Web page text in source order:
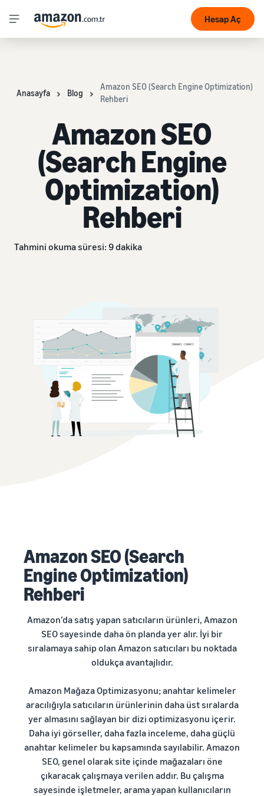
Hesap Aç
Anasayfa Blog
Amazon SEO (Search Engine Optimization)
Rehberi
Amazon SEO
(Search Engine
Optimization)
Rehberi
Tahmini okuma süresi: 9 dakika
Amazon SEO (Search
Engine Optimization)
Rehberi
Amazon’da satış yapan satıcıların ürünleri, Amazon
SEO sayesinde daha ön planda yer alır. İyi bir
sıralamaya sahip olan Amazon satıcıları bu noktada
oldukça avantajlıdır.
Amazon Mağaza Optimizasyonu; anahtar kelimeler
aracılığıyla satıcıların ürünlerinin daha üst sıralarda
yer almasını sağlayan bir dizi optimizasyonu içerir.
Daha iyi görseller, daha fazla inceleme, daha güçlü
anahtar kelimeler bu kapsamında sayılabilir. Amazon
SEO, genel olarak site içinde mağazaları öne
çıkaracak çalışmaya verilen addır. Bu çalışma
sayesinde işletmeler, arama yapan kullanıcıların